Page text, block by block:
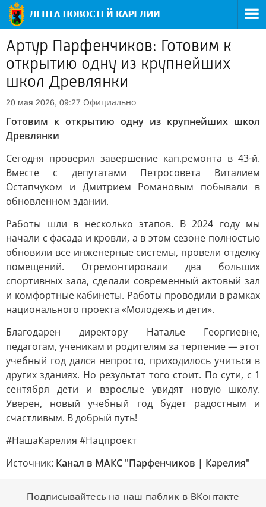
Артур Парфенчиков: Готовим к
открытию одну из крупнейших
школ Древлянки
20 мая 2026, 09:27 Официально
Готовим к открытию одну из крупнейших школ
Древлянки
Сегодня проверил завершение кап.ремонта в 43-й.
Вместе с депутатами Петросовета Виталием
Остапчуком и Дмитрием Романовым побывали в
обновленном здании.
Работы шли в несколько этапов. В 2024 году мы
начали с фасада и кровли, а в этом сезоне полностью
обновили все инженерные системы, провели отделку
помещений. Отремонтировали два больших
спортивных зала, сделали современный актовый зал
и комфортные кабинеты. Работы проводили в рамках
национального проекта «Молодежь и дети».
Благодарен директору Наталье Георгиевне,
педагогам, ученикам и родителям за терпение — этот
учебный год дался непросто, приходилось учиться в
других зданиях. Но результат того стоит. По сути, с 1
сентября дети и взрослые увидят новую школу.
Уверен, новый учебный год будет радостным и
счастливым. В добрый путь!
#НашаКарелия #Нацпроект
Источник: Канал в МАКС "Парфенчиков | Карелия"
Подписывайтесь на наш паблик в ВКонтакте